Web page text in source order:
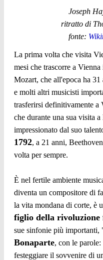
Joseph
ritratto di
fonte:
La prima volta che visita
mesi che trascorre a
Mozart, che all'epoca ha 31
e molti altri musicisti
trasferirsi definitivamente a
che durante una sua visita
impressionato dal suo
1792, a 21 anni,
volta per sempre.
È nel fertile ambiente
diventa un compositore di
la vita mondana di corte, è
figlio della rivoluzione
sue sinfonie più importanti,
Bonaparte, con le
festeggiare il sovvenire di